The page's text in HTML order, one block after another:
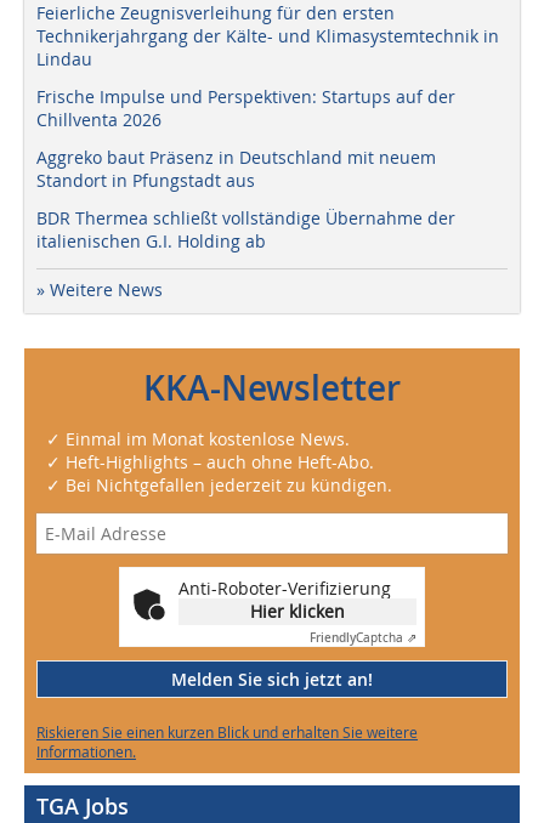
Feierliche Zeugnisverleihung für den ersten
Technikerjahrgang der Kälte- und Klimasystemtechnik in
Lindau
Frische Impulse und Perspektiven: Startups auf der
Chillventa 2026
Aggreko baut Präsenz in Deutschland mit neuem
Standort in Pfungstadt aus
BDR Thermea schließt vollständige Übernahme der
italienischen G.I. Holding ab
» Weitere News
KKA-Newsletter
✓ Einmal im Monat kostenlose News.
✓ Heft-Highlights – auch ohne Heft-Abo.
✓ Bei Nichtgefallen jederzeit zu kündigen.
Anti-Roboter-Verifizierung
Hier klicken
FriendlyCaptcha ⇗
Melden Sie sich jetzt an!
Riskieren Sie einen kurzen Blick und erhalten Sie weitere
Informationen.
TGA Jobs